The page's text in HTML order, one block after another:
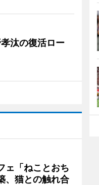
汰の復活ロー
ェ「ねことおち
猫との触れ合